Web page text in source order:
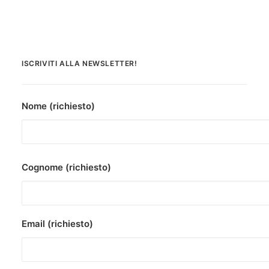
ISCRIVITI ALLA NEWSLETTER!
Nome (richiesto)
Cognome (richiesto)
Email (richiesto)